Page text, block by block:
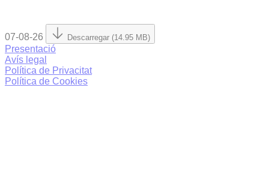
07-08-26 Descarregar (14.95 MB)
Presentació
Avís legal
Política de Privacitat
Política de Cookies